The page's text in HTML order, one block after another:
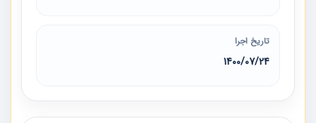
تاریخ اجرا
1400/07/24